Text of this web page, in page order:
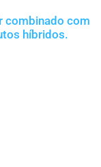
combinado com
híbridos.